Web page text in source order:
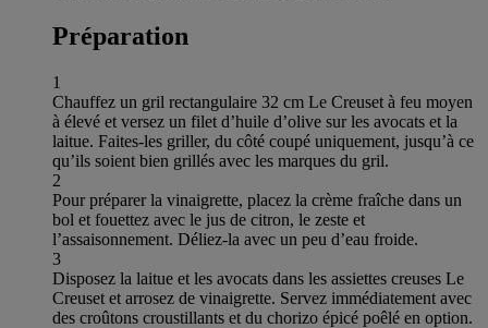
Préparation
1
Chauffez un gril rectangulaire 32 cm Le Creuset à feu moyen
à élevé et versez un filet d’huile d’olive sur les avocats et la
laitue. Faites-les griller, du côté coupé uniquement, jusqu’à ce
qu’ils soient bien grillés avec les marques du gril.
2
Pour préparer la vinaigrette, placez la crème fraîche dans un
bol et fouettez avec le jus de citron, le zeste et
l’assaisonnement. Déliez-la avec un peu d’eau froide.
3
Disposez la laitue et les avocats dans les assiettes creuses Le
Creuset et arrosez de vinaigrette. Servez immédiatement avec
des croûtons croustillants et du chorizo épicé poêlé en option.